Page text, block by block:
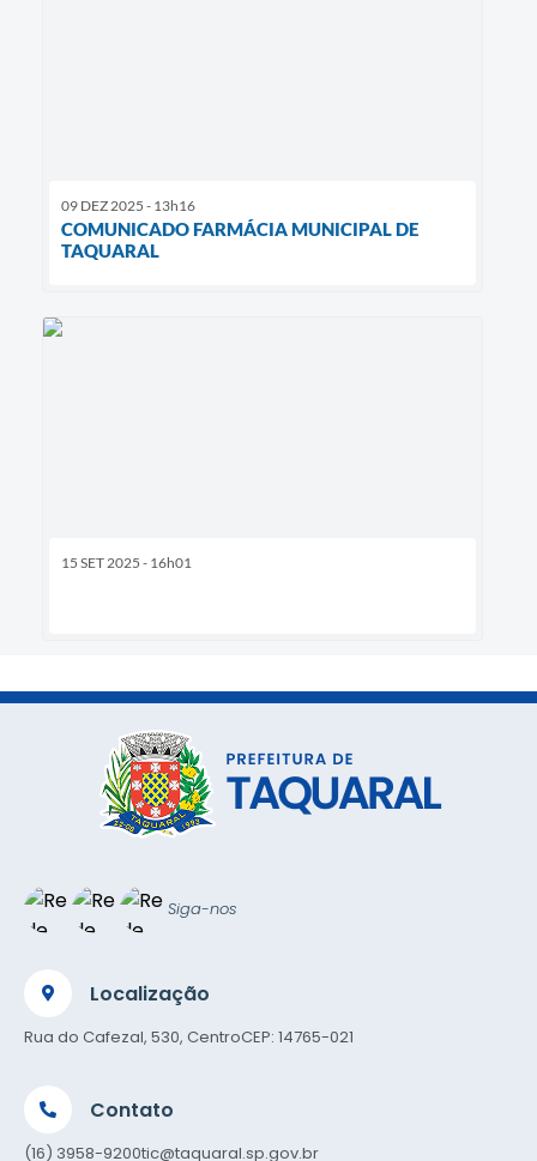
09 DEZ 2025 - 13h16
COMUNICADO FARMÁCIA MUNICIPAL DE
TAQUARAL
15 SET 2025 - 16h01
Siga-nos
Localização
Rua do Cafezal, 530, CentroCEP: 14765-021
Contato
(16) 3958-9200tic@taquaral.sp.gov.br